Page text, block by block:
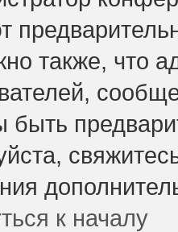
также, что
быть
к началу